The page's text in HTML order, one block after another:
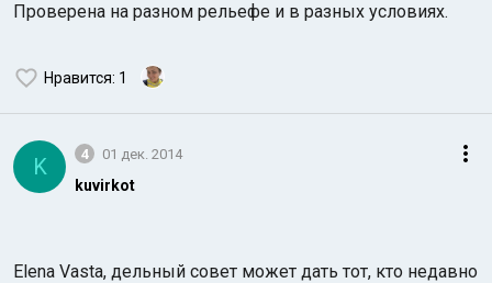
Проверена на разном рельефе и в разных условиях.
Нравится: 1
K 4 01 дек. 2014
kuvirkot
Elena Vasta, дельный совет может дать тот, кто недавно